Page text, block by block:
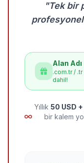
"Tek bir
profesyonel
Alan
.com.tr / .tr
dahil!
Yıllık 50 USD +
bir kalem